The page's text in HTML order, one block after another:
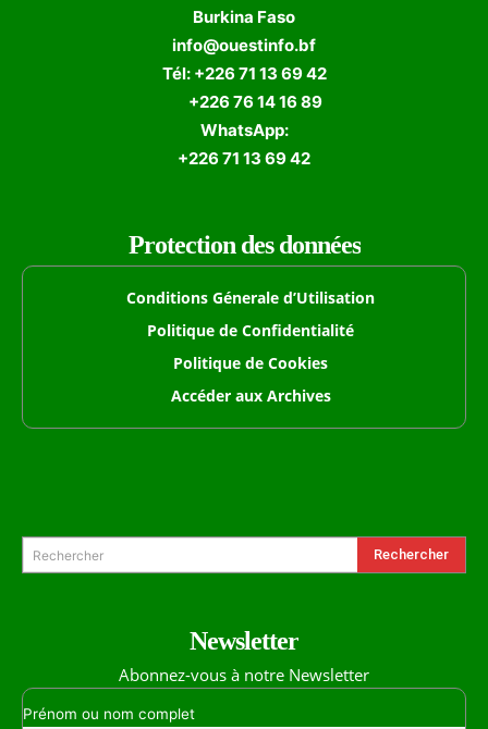
Burkina Faso
info@ouestinfo.bf
Tél: +226 71 13 69 42
+226 76 14 16 89
WhatsApp:
+226 71 13 69 42
Protection des données
Conditions Génerale d’Utilisation
Politique de Confidentialité
Politique de Cookies
Accéder aux Archives
Rechercher Rechercher
Newsletter
Abonnez-vous à notre Newsletter
Prénom ou nom complet